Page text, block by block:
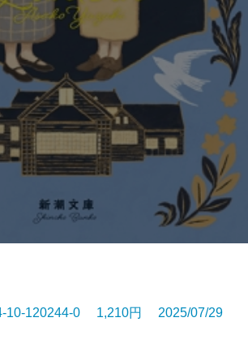
10-120244-0 1,210円 2025/07/29